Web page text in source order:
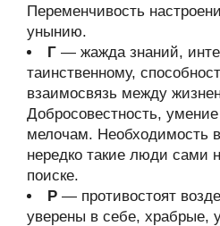
Переменчивость
унынию.
Г — жажда знаний,
таинственному,
взаимосвязь между
Добросовестность,
мелочам. Необходимость
нередко такие люди сами
поиске.
Р — противостоят
уверены в себе, храбрые,